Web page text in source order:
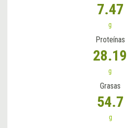
7.47
g
Proteínas
28.19
g
Grasas
54.7
g